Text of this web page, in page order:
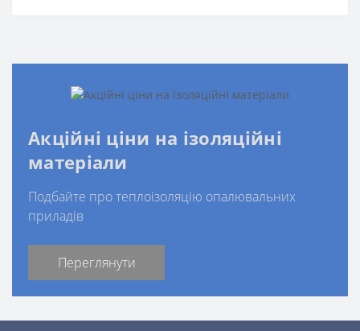
Акційні ціни на ізоляційні
матеріали
Подбайте про теплоізоляцію опалювальних
приладів
Переглянути